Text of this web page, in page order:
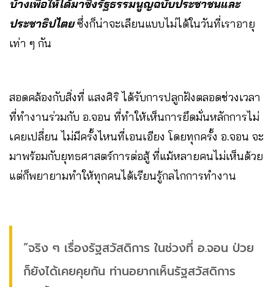
บ้างเพื่อให้ได้มาซึ่งรัฐธรรมนูญฉบับประชาชนและ
ประชาธิปไตยซึ่งก็น่าจะเลียนแบบไม่ได้ในวันที่เราอายุ
เท่า ๆ กัน
สอดคล้องกับสิ่งที่ แสงศิริ ได้รับการปลูกฝังตลอดช่วงเวลา
ที่ทำงานร่วมกับ อ.จอน ที่ทำให้เห็นการยึดมั่นหลักการไม่
เคยเปลี่ยน ไม่มีครั้งไหนที่เอนเอียง โดยทุกครั้ง อ.จอน จะ
มาพร้อมกับยุทธศาสตร์การต่อสู้ ที่แม้หลายคนไม่เห็นด้วย
แต่ก็พยายามทำให้ทุกคนได้เรียนรู้กลไกการทำงาน
“จริง ๆ เรื่องรัฐสวัสดิการ ในช่วงที่ อ.จอน ป่วย
ก็ยังได้เคยคุยกัน ท่านอยากเห็นรัฐสวัสดิการ